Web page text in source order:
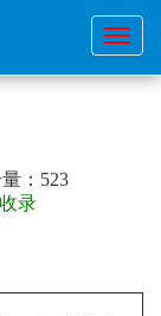
广
州
： 523
录